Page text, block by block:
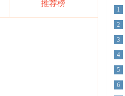
推荐榜
1
2
3
4
5
6